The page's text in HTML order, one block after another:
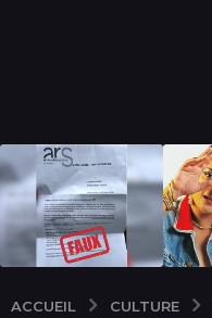
ACCUEIL CULTURE